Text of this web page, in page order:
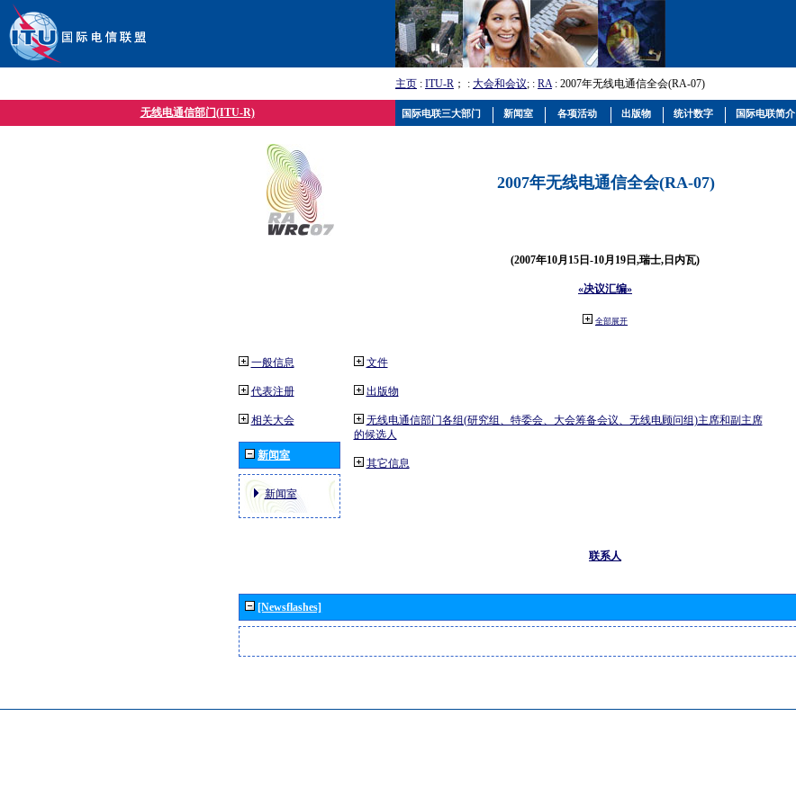
主页 : ITU-R ； : 大会和会议; : RA: 2007年无线电通信全会(RA-07)
无线电通信部门(ITU-R)
2007年无线电通信全会(RA-07)
(2007年10月15日-10月19日,瑞士,日内瓦)
«决议汇编»
全部展开
一般信息
代表注册
相关大会
新闻室
新闻室
文件
出版物
无线电通信部门各组(研究组、特委会、大会筹备会议、无线电顾问组)主席和副主席
的候选人
其它信息
联系人
[Newsflashes]
国际电联三大部门 新闻室 各项活动 出版物 统计数字 国际电联简介